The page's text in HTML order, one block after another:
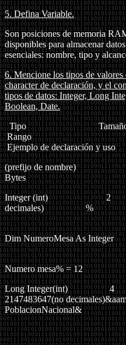
5. Defina Variable.
Son posiciones de memoria
disponibles para almacenar
esenciales: nombre, tipo y
6. Mencione los tipos de
character de declaración, y el
tipos de datos: Integer, Long
Boolean, Date.
Tipo Tamaño
Rango
Ejemplo de declaración y uso
(prefijo de nombre)
Bytes
Integer(int) 2
decimales)
%
Dim NumeroMesa As Integer
Numero mesa% = 12
Long Integer(int) 4 -
2147483647(no
PoblacionNacional&